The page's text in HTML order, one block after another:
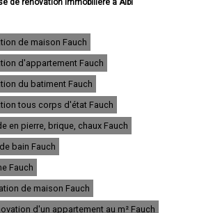
rénovation immobilière à Graulhet
de rénovation immobilière à Lavaur
rénovation immobilière à Carmaux
rénovation immobilière à Mazamet
rénovation immobilière à Saint-Sulpice
rénovation immobilière à Saint-Juéry
rénovation immobilière à Aussillon
rénovation immobilière à Bruguière
rénovation immobilière à Rabastens
immobilière à Lisle-sur-Tarn
immobilière à Lescure-d'Albigeois
de rénovation immobilière à Saïx
rénovation immobilière à Réalmont
immobilière à Blaye-les-Mines
de maison Fauch
d'appartement Fauch
du batiment Fauch
tous corps d'état Fauch
en pierre, brique, chaux Fauch
bain Fauch
Fauch
de maison Fauch
d'un appartement au m² Fauch